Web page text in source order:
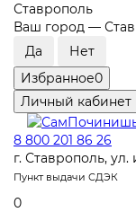
Ставрополь
Ваш город —
Избранное0
Личный кабинет
8 800 201 86 26
г. Ставрополь,
Пункт выдачи СДЭК
0